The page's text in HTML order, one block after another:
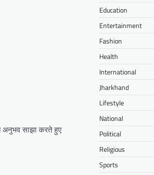
अनुभव साझा करते हुए
Education
Entertainment
Fashion
Health
International
Jharkhand
Lifestyle
National
Political
Religious
Sports